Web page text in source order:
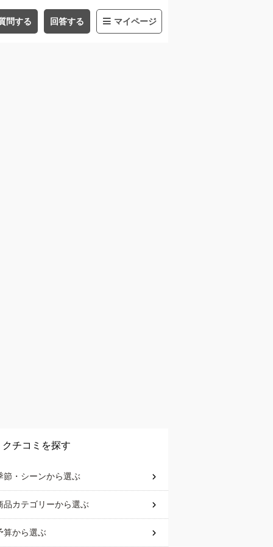
問する 回答する マイページ
クチコミを探す
節・シーンから選ぶ
品カテゴリーから選ぶ
算から選ぶ